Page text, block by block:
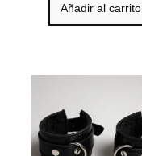
Añadir al carrito